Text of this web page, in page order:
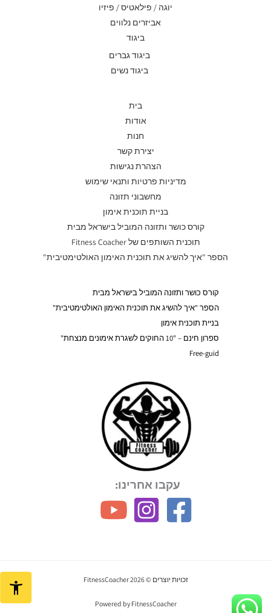
יוגה / פילאטיס / פיזיו
אביזרים נלווים
ביגוד
ביגוד גברים
ביגוד נשים
בית
אודות
חנות
יצירת קשר
הצהרת נגישות
מדיניות פרטיות ותנאי שימוש
מחשבוני תזונה
בניית תוכנית אימון
קורס כושר ותזונה המוביל בישראל מבית
תוכנית השותפים של Fitness Coacher
הספר "איך להשיג את תוכנית האימון האולטימטיבית"
קורס כושר ותזונה המוביל בישראל מבית
הספר "איך להשיג את תוכנית האימון האולטימטיבית"
בניית תוכנית אימון
ספרון חינם – "10 החוקים לשגרת אימונים מנצחת"
Free-guid
עקבו אחרינו:
זכויות יוצרים © 2026 FitnessCoacher
Powered by FitnessCoacher